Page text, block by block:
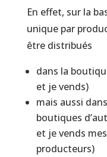
En effet, sur la
unique par
être distribués
dans la
et je vends)
mais aussi
boutiques
et je vends
producteurs)